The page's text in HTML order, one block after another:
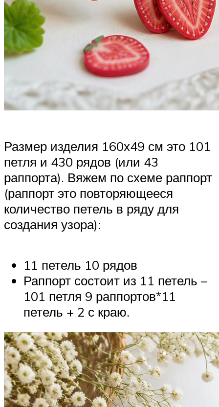
Размер изделия 160х49 см это 101
петля и 430 рядов (или 43
раппорта). Вяжем по схеме раппорт
(раппорт это повторяющееся
количество петель в ряду для
создания узора):
11 петель 10 рядов
Раппорт состоит из 11 петель –
101 петля 9 раппортов*11
петель + 2 с краю.